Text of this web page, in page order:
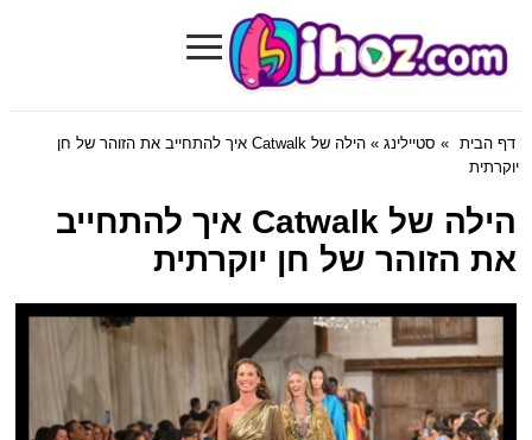
Bihoz.com
≡
דף הבית » סטיילינג
» הילה של Catwalk איך להתחייב את הזוהר של חן
יוקרתית
הילה של Catwalk איך להתחייב
את הזוהר של חן יוקרתית